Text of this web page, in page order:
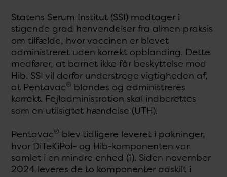
Statens Serum Institut (SSI) modtager i
stigende grad henvendelser fra almen praksis
om tilfælde, hvor vaccinen er blevet
administreret uden korrekt opblanding. Dette
medfører, at barnet ikke får beskyttelse mod
Hib. SSI vil derfor understrege vigtigheden af,
at Pentavac® blandes og administreres
korrekt. Fejladministration skal indberettes
som en utilsigtet hændelse (UTH).
Pentavac® blev tidligere leveret i pakninger,
hvor DiTeKiPol- og Hib-komponenten var
samlet i en mindre enhed (1). Siden november
2024 leveres de to komponenter adskilt i